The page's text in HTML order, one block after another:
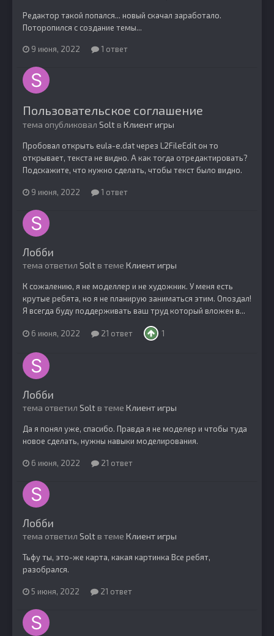
Редактор такой попался... новый скачал заработало.
Поторопился с создание темы...
9 июня, 2022 1 ответ
Пользовательское соглашение
тема опубликовал Soltв Клиент игры
Пробовал открыть eula-e.dat через L2FileEdit он то
открывает, текста не видно. А как тогда отредактировать?
Подскажите, что нужно сделать, чтобы текст было видно.
9 июня, 2022 1 ответ
Лобби
тема ответил Soltв теме Клиент игры
К сожалению, я не моделлер и не художник. У меня есть
крутые ребята, но я не планирую заниматься этим. Опоздал!
Я всегда буду поддерживать ваш труд который вложен в...
6 июня, 2022 21 ответ 1
Лобби
тема ответил Soltв теме Клиент игры
Да я понял уже, спасибо. Правда я не моделер и чтобы туда
новое сделать, нужны навыки моделирования.
6 июня, 2022 21 ответ
Лобби
тема ответил Soltв теме Клиент игры
Тьфу ты, это-же карта, какая картинка Все ребят,
разобрался.
5 июня, 2022 21 ответ